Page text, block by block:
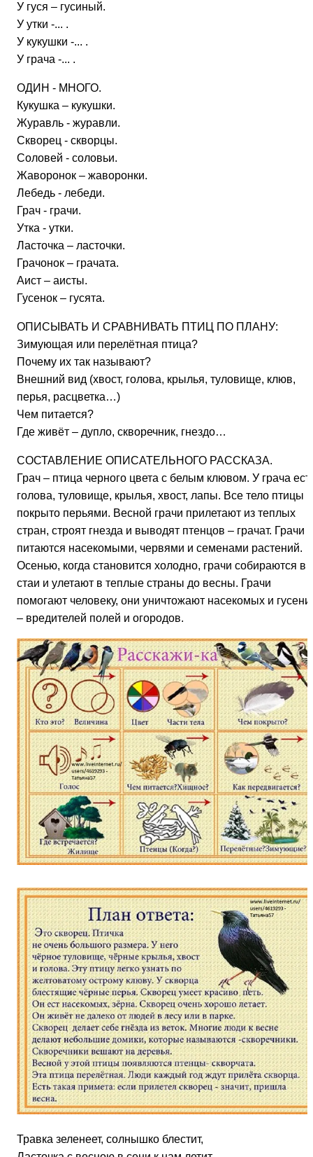
У гуся – гусиный.
У утки -... .
У кукушки -... .
У грача -... .
ОДИН - МНОГО.
Кукушка – кукушки.
Журавль - журавли.
Скворец - скворцы.
Соловей - соловьи.
Жаворонок – жаворонки.
Лебедь - лебеди.
Грач - грачи.
Утка - утки.
Ласточка – ласточки.
Грачонок – грачата.
Аист – аисты.
Гусенок – гусята.
ОПИСЫВАТЬ И СРАВНИВАТЬ ПТИЦ ПО ПЛАНУ:
Зимующая или перелётная птица?
Почему их так называют?
Внешний вид (хвост, голова, крылья, туловище, клюв,
перья, расцветка…)
Чем питается?
Где живёт – дупло, скворечник, гнездо…
СОСТАВЛЕНИЕ ОПИСАТЕЛЬНОГО РАССКАЗА.
Грач – птица черного цвета с белым клювом. У грача
голова, туловище, крылья, хвост, лапы. Все тело птицы
покрыто перьями. Весной грачи прилетают из теплых
стран, строят гнезда и выводят птенцов – грачат. Грачи
питаются насекомыми, червями и семенами растений.
Осенью, когда становится холодно, грачи собираются в
стаи и улетают в теплые страны до весны. Грачи
помогают человеку, они уничтожают насекомых и
– вредителей полей и огородов.
Травка зеленеет, солнышко блестит,